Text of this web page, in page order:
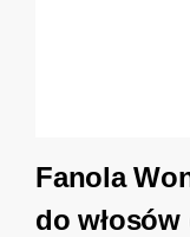
Fanola
do